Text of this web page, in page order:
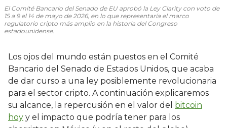
El Comité Bancario del Senado de EU aprobó la Ley Clarity con voto de
15 a 9 el 14 de mayo de 2026, en lo que representaría el marco
regulatorio cripto más amplio en la historia del Congreso
estadounidense.
Los ojos del mundo están puestos en el Comité
Bancario del Senado de Estados Unidos, que acaba
de dar curso a una ley posiblemente revolucionaria
para el sector cripto. A continuación explicaremos
su alcance, la repercusión en el valor del bitcoin
hoy y el impacto que podría tener para los